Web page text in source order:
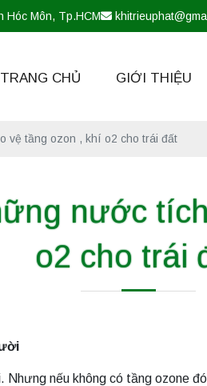
Hóc Môn, Tp.HCM
TRANG CHỦ GIỚI THIỆU
vệ tầng ozon , khí o2 cho trái đất
nước
o2 cho trái
nếu không có tầng ozone